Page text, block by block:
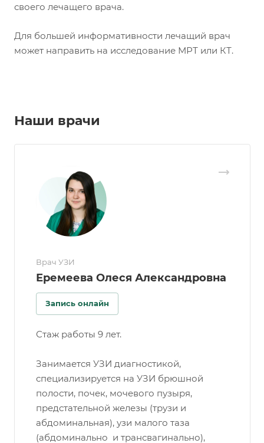
своего лечащего врача.
Для большей информативности лечащий врач
может направить на исследование МРТ или КТ.
Наши врачи
Врач УЗИ
Еремеева Олеся Александровна
Запись онлайн
Стаж работы 9 лет.
Занимается УЗИ диагностикой,
специализируется на УЗИ брюшной
полости, почек, мочевого пузыря,
предстательной железы (трузи и
абдоминальная), узи малого таза
(абдоминально и трансвагинально),